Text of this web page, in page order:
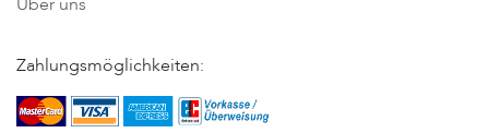
Zahlungsmöglichkeiten: